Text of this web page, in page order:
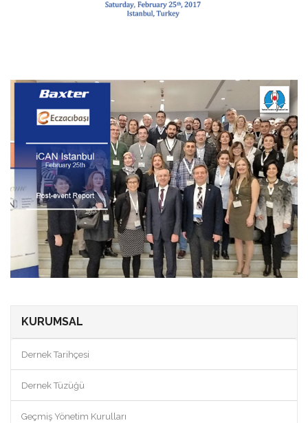
KURUMSAL
Dernek Tarihçesi
Dernek Tüzüğü
Geçmiş Yönetim Kurulları